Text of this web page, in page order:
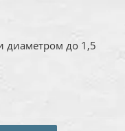
диаметром до 1,5